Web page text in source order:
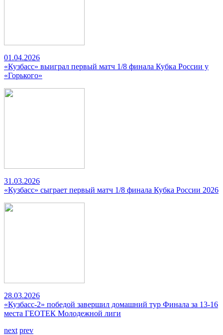
01.04.2026
«Кузбасс» выиграл первый матч 1/8 финала Кубка России у
«Горького»
31.03.2026
«Кузбасс» сыграет первый матч 1/8 финала Кубка России 2026
28.03.2026
«Кузбасс-2» победой завершил домашний тур Финала за 13-16
места ГЕОТЕК Молодежной лиги
next prev